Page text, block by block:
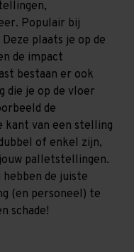
Populair bij
plaats je op de
de impact
bestaan er ook
die je op de vloer
de
kant van een stelling
of enkel zijn,
palletstellingen.
de juiste
(en personeel) te
schade!